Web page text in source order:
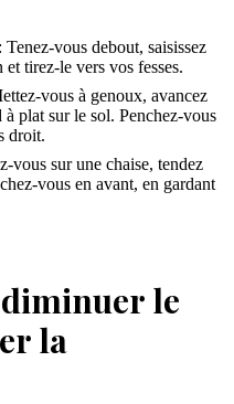
vous debout, saisissez
tirez-le vers vos fesses.
vous à genoux, avancez
plat sur le sol. Penchez-vous
droit.
vous sur une chaise, tendez
vous en avant, en gardant
le
la